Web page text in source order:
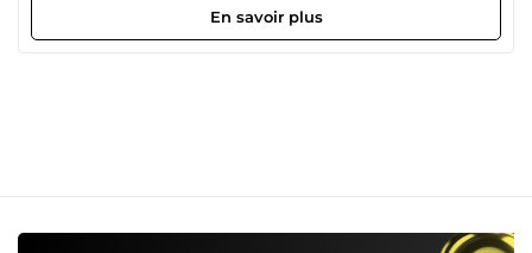
Objectif: +30% Trafic organique en 90 jours. Engagement
minimum: 90 jours pour des résultats durables. Votre
En savoir plus